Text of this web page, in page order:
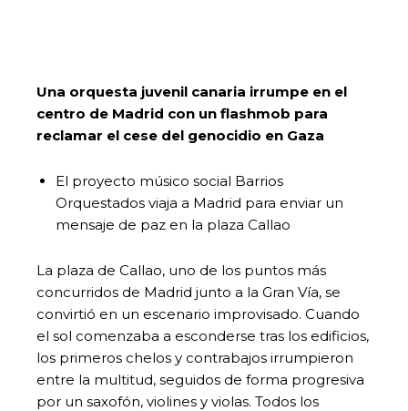
Una orquesta juvenil canaria irrumpe en el
centro de Madrid con un flashmob para
reclamar el cese del genocidio en Gaza
El proyecto músico social Barrios
Orquestados viaja a Madrid para enviar un
mensaje de paz en la plaza Callao
La plaza de Callao, uno de los puntos más
concurridos de Madrid junto a la Gran Vía, se
convirtió en un escenario improvisado. Cuando
el sol comenzaba a esconderse tras los edificios,
los primeros chelos y contrabajos irrumpieron
entre la multitud, seguidos de forma progresiva
por un saxofón, violines y violas. Todos los